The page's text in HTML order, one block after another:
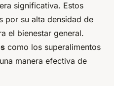
significativa. Estos
por su alta densidad de
el bienestar general.
como los superalimentos
manera efectiva de